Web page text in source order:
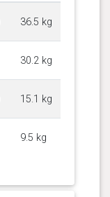
36.5 kg
30.2 kg
15.1 kg
9.5 kg